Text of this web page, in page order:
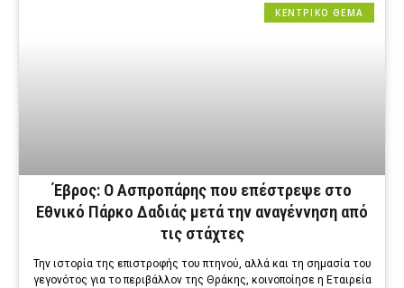
ΚΕΝΤΡΙΚΟ ΘΕΜΑ
Έβρος: Ο Ασπροπάρης που επέστρεψε στο
Εθνικό Πάρκο Δαδιάς μετά την αναγέννηση από
τις στάχτες
Την ιστορία της επιστροφής του πτηνού, αλλά και τη σημασία του
γεγονότος για το περιβάλλον της Θράκης, κοινοποίησε η Εταιρεία